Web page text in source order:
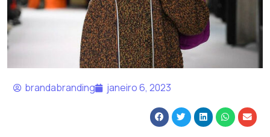
brandabranding janeiro 6, 2023